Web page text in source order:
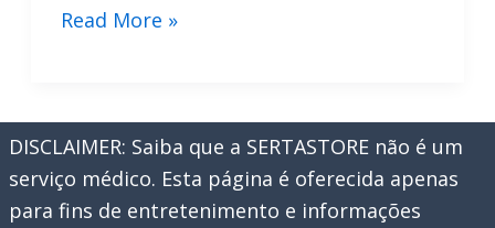
Recupere
deletado
por
engano
Read More »
DISCLAIMER: Saiba que a SERTASTORE não é um
serviço médico. Esta página é oferecida apenas
para fins de entretenimento e informações